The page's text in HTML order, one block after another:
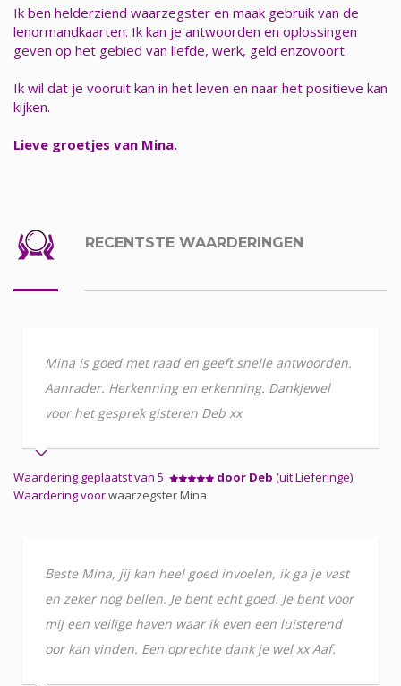
Ik ben helderziend waarzegster en maak gebruik van de
lenormandkaarten. Ik kan je antwoorden en oplossingen
geven op het gebied van liefde, werk, geld enzovoort.
Ik wil dat je vooruit kan in het leven en naar het positieve kan
kijken.
Lieve groetjes van Mina.
RECENTSTE WAARDERINGEN
Mina is goed met raad en geeft snelle antwoorden.
Aanrader. Herkenning en erkenning. Dankjewel
voor het gesprek gisteren Deb xx
Waardering geplaatst van 5 door Deb (uit Lieferinge)
Waardering voorwaarzegster Mina
Beste Mina, jij kan heel goed invoelen, ik ga je vast
en zeker nog bellen. Je bent echt goed. Je bent voor
mij een veilige haven waar ik even een luisterend
oor kan vinden. Een oprechte dank je wel xx Aaf.